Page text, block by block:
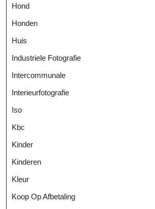
Hond
Honden
Huis
Industriele Fotografie
Intercommunale
Interieurfotografie
Iso
Kbc
Kinder
Kinderen
Kleur
Koop Op Afbetaling